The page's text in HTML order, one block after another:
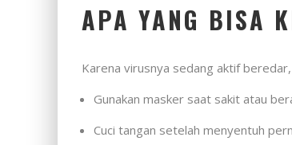
APA YANG BISA
Karena virusnya sedang aktif
Gunakan masker saat sakit atau
Cuci tangan setelah menyentuh